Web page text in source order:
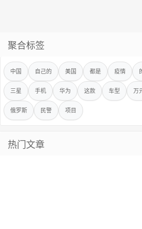
聚合标签
中国 自己的 美国 都是 疫情
三星 手机 华为 这款 车型 万
俄罗斯 民警 项目
热门文章